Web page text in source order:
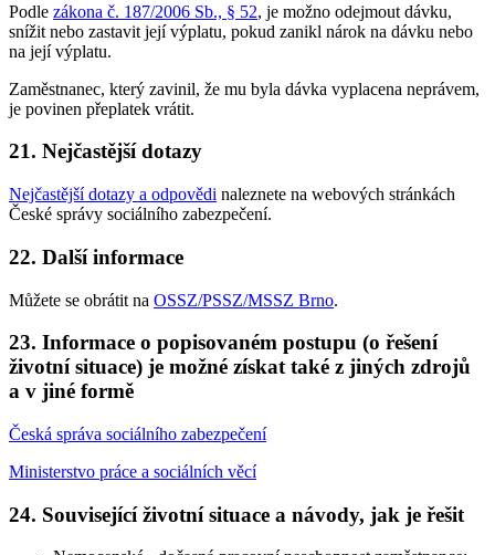
Podle zákona č. 187/2006 Sb., § 52, je možno odejmout dávku,
snížit nebo zastavit její výplatu, pokud zanikl nárok na dávku nebo
na její výplatu.
Zaměstnanec, který zavinil, že mu byla dávka vyplacena neprávem,
je povinen přeplatek vrátit.
21. Nejčastější dotazy
Nejčastější dotazy a odpovědi naleznete na webových stránkách
České správy sociálního zabezpečení.
22. Další informace
Můžete se obrátit na OSSZ/PSSZ/MSSZ Brno.
23. Informace o popisovaném postupu (o řešení
životní situace) je možné získat také z jiných zdrojů
a v jiné formě
Česká správa sociálního zabezpečení
Ministerstvo práce a sociálních věcí
24. Související životní situace a návody, jak je řešit